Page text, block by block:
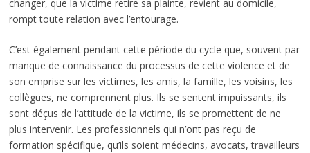
changer, que la victime retire sa plainte, revient au domicile,
rompt toute relation avec l’entourage.
C’est également pendant cette période du cycle que, souvent par
manque de connaissance du processus de cette violence et de
son emprise sur les victimes, les amis, la famille, les voisins, les
collègues, ne comprennent plus. Ils se sentent impuissants, ils
sont déçus de l’attitude de la victime, ils se promettent de ne
plus intervenir. Les professionnels qui n’ont pas reçu de
formation spécifique, qu’ils soient médecins, avocats, travailleurs